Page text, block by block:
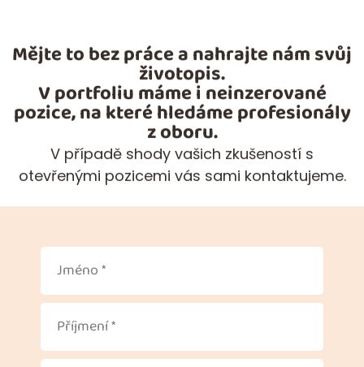
Mějte to bez práce a nahrajte nám svůj
životopis.
V portfoliu máme i neinzerované
pozice, na které hledáme profesionály
z oboru.
V případě shody vašich zkušeností s
otevřenými pozicemi vás sami kontaktujeme.